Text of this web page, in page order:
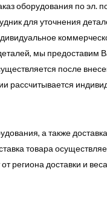
оборудования по эл.
для уточнения
мы предоставим
после
рассчитывается
а также
товара
региона доставки и